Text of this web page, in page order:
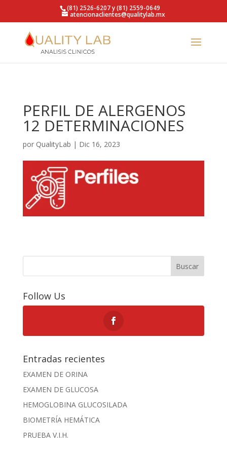
https://qualitylab.mx/(81) 2526-6207 y (81) 2559-0649
atencionaclientes@qualitylab.mx
PERFIL DE ALERGENOS
12 DETERMINACIONES
por QualityLab | Dic 16, 2023
Buscar
Follow Us
Entradas recientes
EXAMEN DE ORINA
EXAMEN DE GLUCOSA
HEMOGLOBINA GLUCOSILADA
BIOMETRÍA HEMÁTICA
PRUEBA V.I.H.